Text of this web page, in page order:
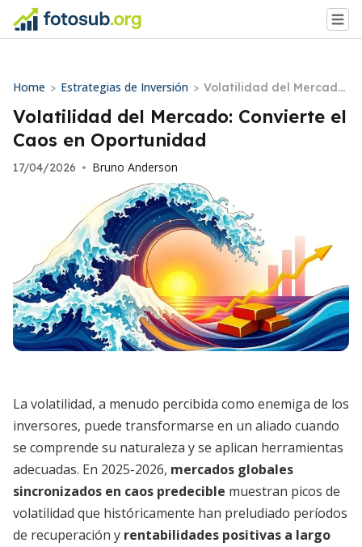
Home > Estrategias de Inversión > Volatilidad del Mercado:
Convierte el Caos en Op
ortunidad
Volatilidad del Mercado: Convierte el
Caos en Oportunidad
17/04/2026 • Bruno Anderson
La volatilidad, a menudo percibida como enemiga de los
inversores, puede transformarse en un aliado cuando
se comprende su naturaleza y se aplican herramientas
adecuadas. En 2025-2026, mercados globales
sincronizados en caos predecible muestran picos de
volatilidad que históricamente han preludiado períodos
de recuperación y rentabilidades positivas a largo